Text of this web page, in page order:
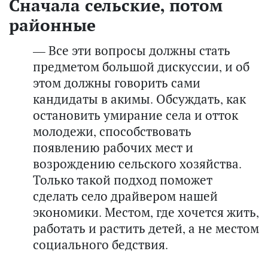
Сначала сельские, потом
районные
— Все эти вопросы должны стать
предметом большой дискуссии, и об
этом должны говорить сами
кандидаты в акимы. Обсуждать, как
остановить умирание села и отток
молодежи, способствовать
появлению рабочих мест и
возрождению сельского хозяйства.
Только такой подход поможет
сделать село драйвером нашей
экономики. Местом, где хочется жить,
работать и растить детей, а не местом
социального бедствия.